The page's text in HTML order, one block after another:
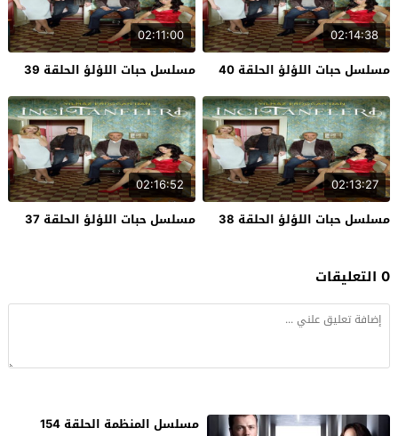
02:14:38
مسلسل حبات اللؤلؤ الحلقة 40
02:11:00
مسلسل حبات اللؤلؤ الحلقة 39
02:13:27
مسلسل حبات اللؤلؤ الحلقة 38
02:16:52
مسلسل حبات اللؤلؤ الحلقة 37
0 التعليقات
مسلسل المنظمة الحلقة 154